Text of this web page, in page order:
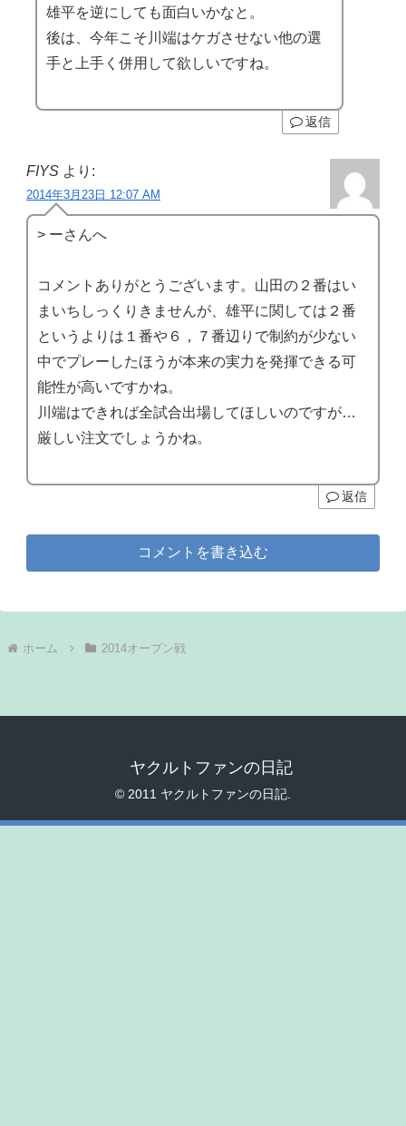
雄平を逆にしても面白いかなと。
後は、今年こそ川端はケガさせない他の選
手と上手く併用して欲しいですね。
返信
FIYS より:
2014年3月23日 12:07 AM
> ーさんへ
コメントありがとうございます。山田の２番はい
まいちしっくりきませんが、雄平に関しては２番
というよりは１番や６，７番辺りで制約が少ない
中でプレーしたほうが本来の実力を発揮できる可
能性が高いですかね。
川端はできれば全試合出場してほしいのですが…
厳しい注文でしょうかね。
返信
コメントを書き込む
ホーム 2014オープン戦
ヤクルトファンの日記
© 2011 ヤクルトファンの日記.